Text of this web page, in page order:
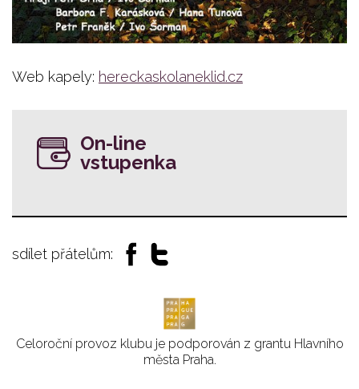
Web kapely: hereckaskolaneklid.cz
On-line
vstupenka
sdílet přátelům:
Celoroční provoz klubu je podporován z grantu Hlavního
města Praha.